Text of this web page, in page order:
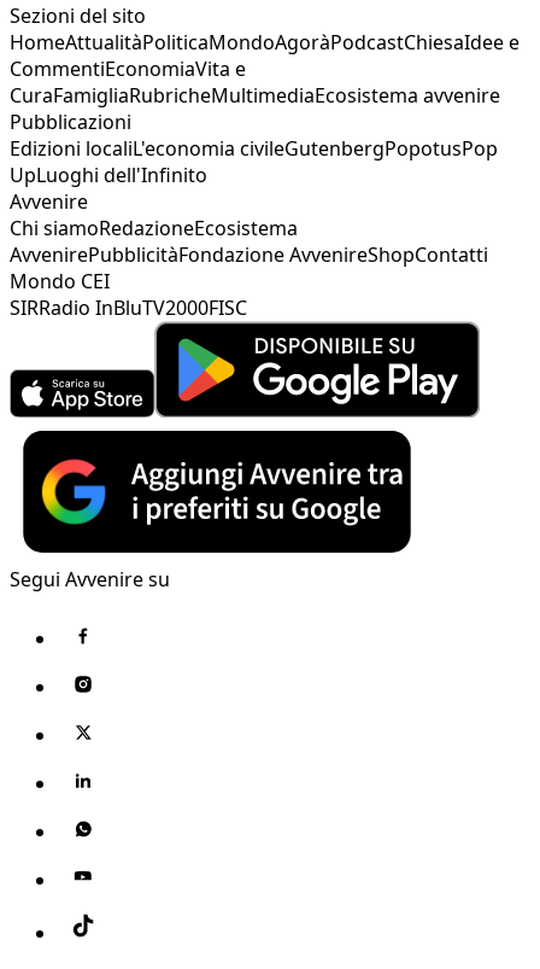
Sezioni del sito
HomeAttualitàPoliticaMondoAgoràPodcastChiesaIdee e
CommentiEconomiaVita e
CuraFamigliaRubricheMultimediaEcosistema avvenire
Pubblicazioni
Edizioni localiL'economia civileGutenbergPopotusPop
UpLuoghi dell'Infinito
Avvenire
Chi siamoRedazioneEcosistema
AvvenirePubblicitàFondazione AvvenireShopContatti
Mondo CEI
SIRRadio InBluTV2000FISC
Segui Avvenire su